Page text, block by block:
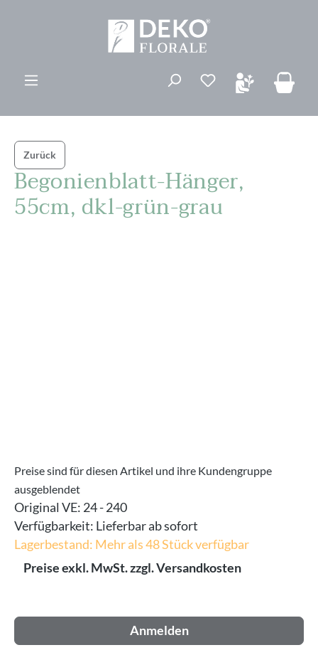
Du hast 0
Zurück
Begonienblatt-Hänger,
55cm, dkl-grün-grau
Preise sind für diesen Artikel und ihre Kundengruppe
ausgeblendet
Original VE: 24 - 240
Verfügbarkeit: Lieferbar ab sofort
Lagerbestand: Mehr als 48 Stück verfügbar
Preise exkl. MwSt. zzgl. Versandkosten
Anmelden